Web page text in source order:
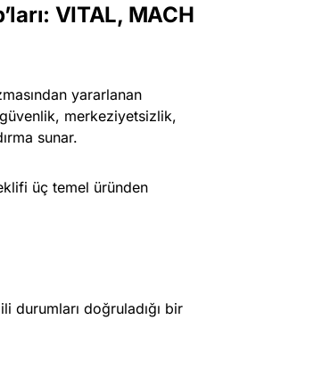
VITAL, MACH
yararlanan
merkeziyetsizlik,
sunar.
üç temel üründen
durumları doğruladığı bir